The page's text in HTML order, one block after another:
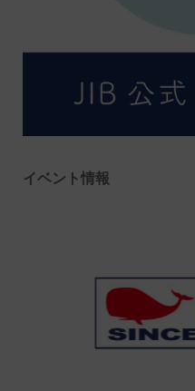
イベント情報